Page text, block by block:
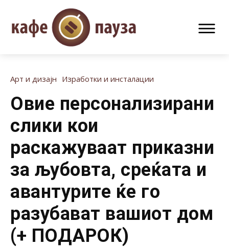
Арт и дизајн Изработки и инсталации
Овие персонализирани
слики кои
раскажуваат приказни
за љубовта, среќата и
авантурите ќе го
разубават вашиот дом
(+ ПОДАРОК)